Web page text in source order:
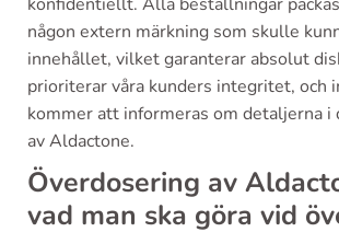
någon extern märkning som skulle
innehållet, vilket garanterar absolut
prioriterar våra kunders integritet, och
kommer att informeras om detaljerna
av Aldactone.
Överdosering av
vad man ska göra vid